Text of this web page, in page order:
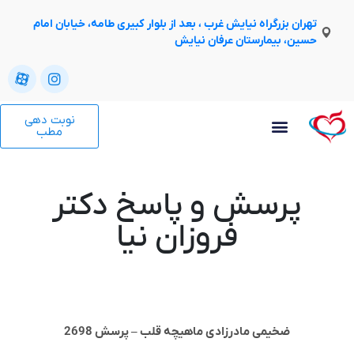
تهران بزرگراه نیایش غرب ، بعد از بلوار کبیری طامه، خیابان امام
حسین، بیمارستان عرفان نیایش
نوبت دهی
پرسش و پاسخ دکتر
فروزان نیا
ضخیمی مادرزادی ماهیچه قلب – پرسش 2698